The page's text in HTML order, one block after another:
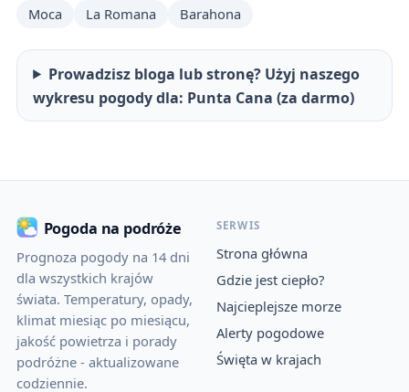
Moca
La Romana Barahona
Prowadzisz bloga lub stronę? Użyj naszego
wykresu pogody dla: Punta Cana (za darmo)
Pogoda na podróże
Prognoza pogody na 14 dni
dla wszystkich krajów
świata. Temperatury, opady,
klimat miesiąc po miesiącu,
jakość powietrza i porady
podróżne - aktualizowane
codziennie.
SERWIS
Strona główna
Gdzie jest ciepło?
Najcieplejsze morze
Alerty pogodowe
Święta w krajach